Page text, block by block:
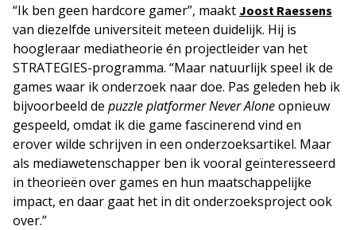
“Ik ben geen hardcore gamer”, maakt Joost Raessens
van diezelfde universiteit meteen duidelijk. Hij is
hoogleraar mediatheorie én projectleider van het
STRATEGIES-programma. “Maar natuurlijk speel ik de
games waar ik onderzoek naar doe. Pas geleden heb ik
bijvoorbeeld de puzzle platformerNever Aloneopnieuw
gespeeld, omdat ik die game fascinerend vind en
erover wilde schrijven in een onderzoeksartikel. Maar
als mediawetenschapper ben ik vooral geïnteresseerd
in theorieën over games en hun maatschappelijke
impact, en daar gaat het in dit onderzoeksproject ook
over.”